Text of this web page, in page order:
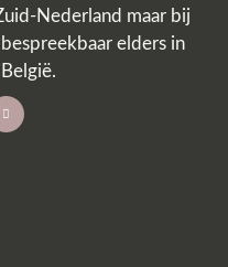
Nederland maar bij
elders in